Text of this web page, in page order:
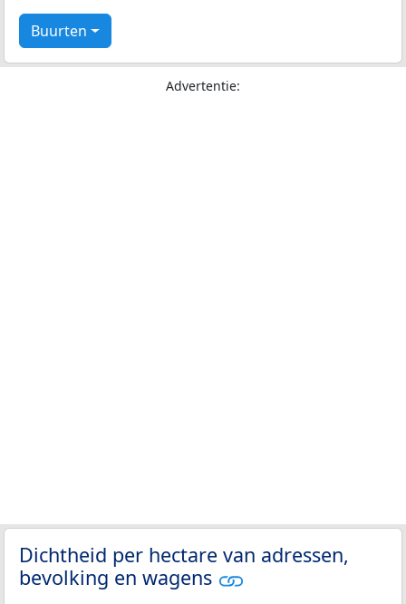
Buurten
Advertentie:
Dichtheid per hectare van adressen,
bevolking en wagens